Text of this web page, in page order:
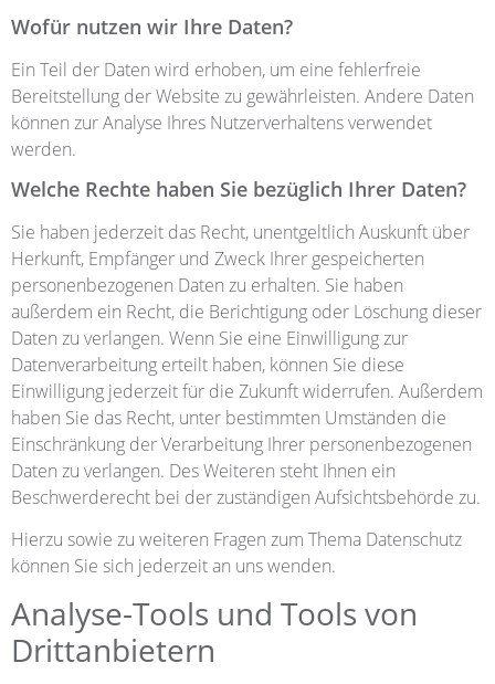
Wofür nutzen wir Ihre Daten?
Ein Teil der Daten wird erhoben, um eine fehlerfreie
Bereitstellung der Website zu gewährleisten. Andere Daten
können zur Analyse Ihres Nutzerverhaltens verwendet
werden.
Welche Rechte haben Sie bezüglich Ihrer Daten?
Sie haben jederzeit das Recht, unentgeltlich Auskunft über
Herkunft, Empfänger und Zweck Ihrer gespeicherten
personenbezogenen Daten zu erhalten. Sie haben
außerdem ein Recht, die Berichtigung oder Löschung dieser
Daten zu verlangen. Wenn Sie eine Einwilligung zur
Datenverarbeitung erteilt haben, können Sie diese
Einwilligung jederzeit für die Zukunft widerrufen. Außerdem
haben Sie das Recht, unter bestimmten Umständen die
Einschränkung der Verarbeitung Ihrer personenbezogenen
Daten zu verlangen. Des Weiteren steht Ihnen ein
Beschwerderecht bei der zuständigen Aufsichtsbehörde zu.
Hierzu sowie zu weiteren Fragen zum Thema Datenschutz
können Sie sich jederzeit an uns wenden.
Analyse-Tools und Tools von
Dritt­anbietern